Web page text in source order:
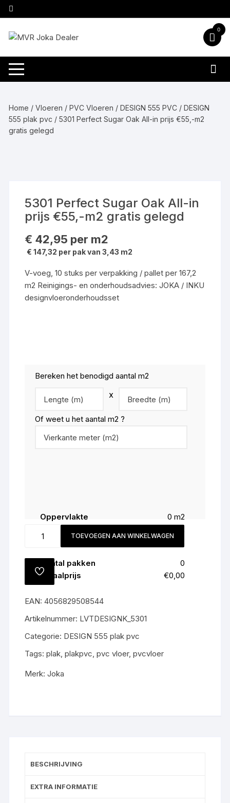
naar
inhoud
0
Home /Vloeren /PVC Vloeren /DESIGN 555 PVC /DESIGN
555 plak pvc / 5301 Perfect Sugar Oak All-in prijs €55,-m2
gratis gelegd
5301 Perfect Sugar Oak All-in
prijs €55,-m2 gratis gelegd
€ 42,95 per m2
€ 147,32 per pak van 3,43 m2
V-voeg, 10 stuks per verpakking / pallet per 167,2
m2 Reinigings- en onderhoudsadvies: JOKA / INKU
designvloeronderhoudsset
Bereken het benodigd aantal m2
x
Of weet u het aantal m2 ?
Oppervlakte 0 m2
Snijverlies (
m2
Totaal
0 m2
Aantal pakken
0
Totaalprijs
€0,00
Perfect
Oak
prijs
€55,-
gratis
gelegd
TOEVOEGEN AAN WINKELWAGEN
TOEVOEGEN
AAN
EAN:4056829508544
Artikelnummer: LVTDESIGNK_5301
Categorie: DESIGN 555 plak pvc
Tags:plak,plakpvc,pvc vloer,pvcvloer
Merk:Joka
BESCHRIJVING
EXTRA INFORMATIE